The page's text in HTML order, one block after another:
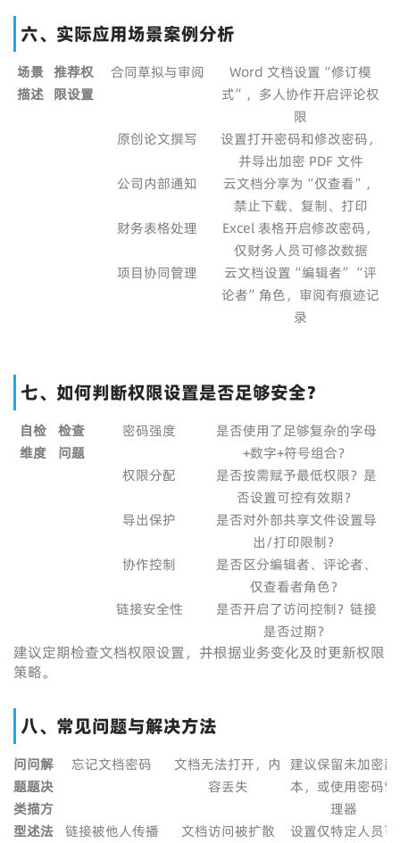
六、实际应用场景案例分析
场景
描述
推荐权
限设置
合同草拟与审阅
Word 文档设置“修订模
式”，多人协作开启评论权
限
原创论文撰写
设置打开密码和修改密码，
并导出加密 PDF 文件
公司内部通知
云文档分享为“仅查看”，
禁止下载、复制、打印
财务表格处理
Excel 表格开启修改密码，
仅财务人员可修改数据
项目协同管理
云文档设置“编辑者”“评
论者”角色，审阅有痕迹记
录
七、如何判断权限设置是否足够安全？
自检
维度
检查
问题
密码强度
是否使用了足够复杂的字母
+数字+符号组合？
权限分配
是否按需赋予最低权限？是
否设置可控有效期？
导出保护
是否对外部共享文件设置导
出/打印限制？
协作控制
是否区分编辑者、评论者、
仅查看者角色？
链接安全性
是否开启了访问控制？链接
是否过期？
建议定期检查文档权限设置，并根据业务变化及时更新权限
策略。
八、常见问题与解决方法
问
题
类
型
问
题
描
述
解
决
方
法
忘记文档密码
文档无法打开，内
容丢失
建议保留未加密副
本，或使用密码管
理器
链接被他人传播
文档访问被扩散
设置仅特定人员可